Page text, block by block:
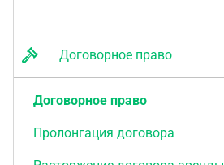
Договорное право
Договорное право
Пролонгация договора